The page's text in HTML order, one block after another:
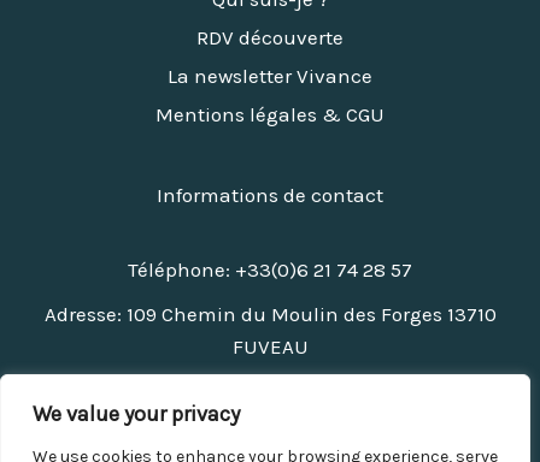
We value your privacy
We use cookies to enhance your browsing experience, serve
RDV découverte
La newsletter Vivance
Mentions légales & CGU
Informations de contact
Téléphone: +33(0)6 21 74 28 57
Adresse: 109 Chemin du Moulin des Forges 13710
FUVEAU
L'entité de médiation retenue : CNPM. En cas de
litige, vous pouvez déposer votre réclamation sur